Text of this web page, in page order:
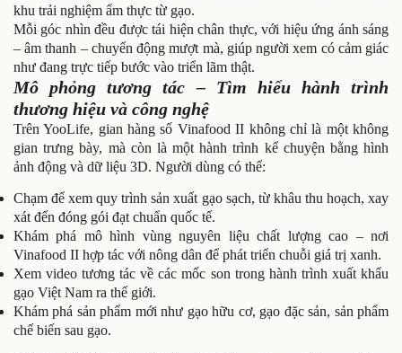
khu trải nghiệm ẩm thực từ gạo.
Mỗi góc nhìn đều được tái hiện chân thực, với hiệu ứng ánh sáng
– âm thanh – chuyển động mượt mà, giúp người xem có cảm giác
như đang trực tiếp bước vào triển lãm thật.
Mô phỏng tương tác – Tìm hiểu hành trình
thương hiệu và công nghệ
Trên YooLife, gian hàng số Vinafood II không chỉ là một không
gian trưng bày, mà còn là một hành trình kể chuyện bằng hình
ảnh động và dữ liệu 3D. Người dùng có thể:
Chạm để xem quy trình sản xuất gạo sạch, từ khâu thu hoạch, xay
xát đến đóng gói đạt chuẩn quốc tế.
Khám phá mô hình vùng nguyên liệu chất lượng cao – nơi
Vinafood II hợp tác với nông dân để phát triển chuỗi giá trị xanh.
Xem video tương tác về các mốc son trong hành trình xuất khẩu
gạo Việt Nam ra thế giới.
Khám phá sản phẩm mới như gạo hữu cơ, gạo đặc sản, sản phẩm
chế biến sau gạo.